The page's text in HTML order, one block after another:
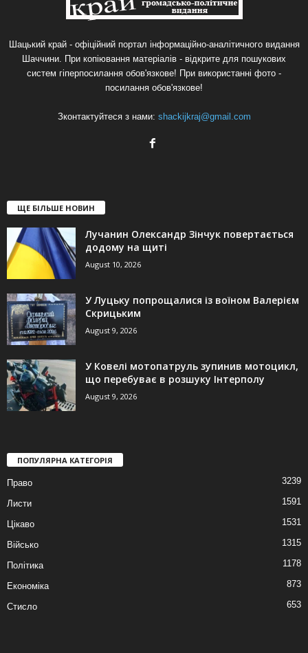
Шацький край - офіційний портал інформаційно-аналітичного видання
Шаччини. При копіювання матеріалів - відкрите для пошукових
систем гіперпосилання обов'язкове! При використанні фото -
посилання обов'язкове!
Зконтактуйтеся з нами: shackijkraj@gmail.com
ЩЕ БІЛЬШЕ НОВИН
Лучанин Олександр Зінчук повертається
додому на щиті
August 10, 2026
У Луцьку попрощалися із воїном Валерієм
Скрицьким
August 9, 2026
У Ковелі мотопатруль зупинив мотоцикл,
що перебуває в розшуку Інтерполу
August 9, 2026
ПОПУЛЯРНА КАТЕГОРІЯ
Право 3239
Листи 1591
Цікаво 1531
Військо 1315
Політика 1178
Економіка 873
Стисло 653